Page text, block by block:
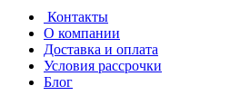
Контакты
О компании
Доставка и оплата
Условия рассрочки
Блог